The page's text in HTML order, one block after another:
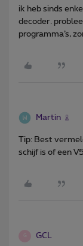
ik heb sinds
decoder.
programma’s,
Martin
Tip: Best
schijf is of een
GCL